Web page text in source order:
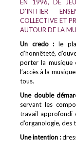
EN 1996, DE
D’INITIER
COLLECTIVE ET
AUTOUR DE LA
Un credo : le
d’honnêteté,
porter la musique
l’accès à la
tous.
Une double
servant les
travail approfondi
d’organologie,
Une intention :